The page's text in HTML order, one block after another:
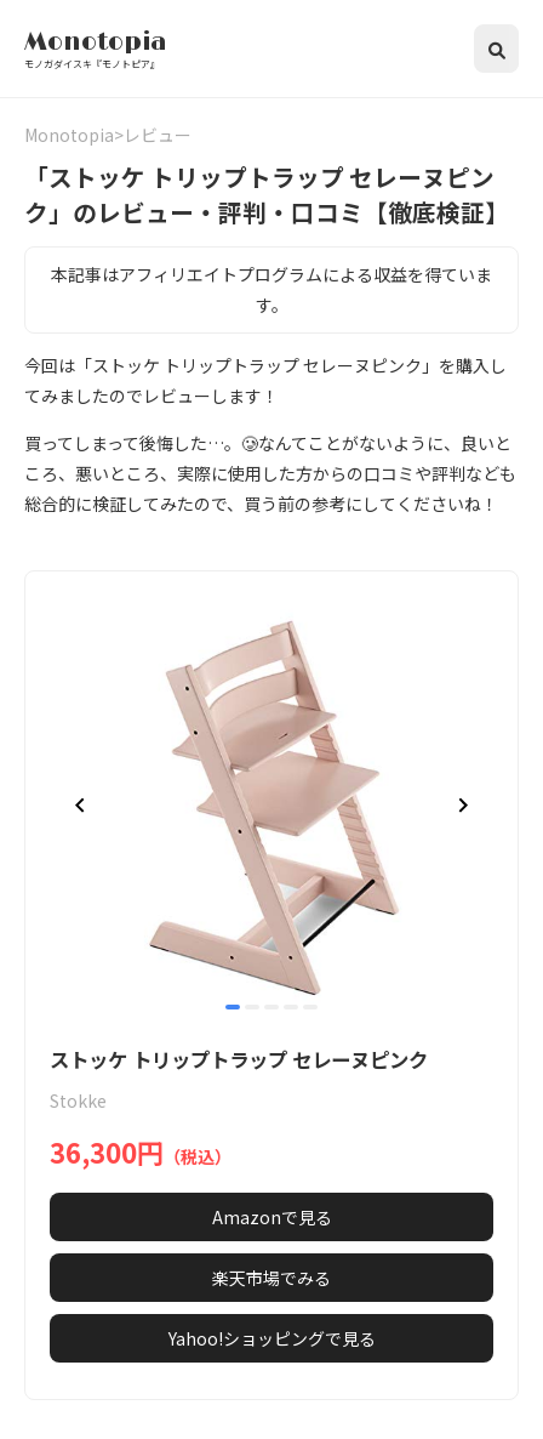
Monotopia
モノガダイスキ『モノトピア』
Monotopia レビュー
「ストッケ トリップトラップ セレーヌピン
ク」のレビュー・評判・口コミ【徹底検証】
本記事はアフィリエイトプログラムによる収益を得ていま
す。
今回は「ストッケ トリップトラップ セレーヌピンク」を購入し
てみましたのでレビューします！
買ってしまって後悔した…。🥲なんてことがないように、良いと
ころ、悪いところ、実際に使用した方からの口コミや評判なども
総合的に検証してみたので、買う前の参考にしてくださいね！
item
1
5
ストッケ トリップトラップ セレーヌピンク
Stokke
36,300円 （税込）
Amazonで見る
楽天市場でみる
Yahoo!ショッピングで見る